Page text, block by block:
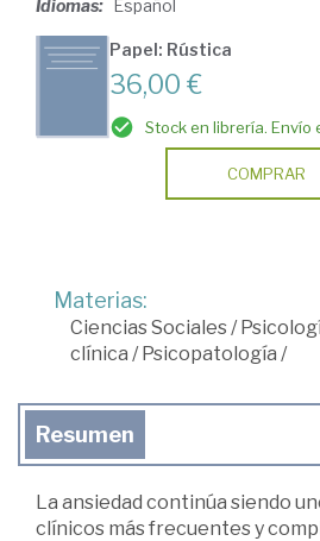
Idiomas: Español
Papel: Rústica
36,00 €
Stock en librería. Envío
COMPRAR
Materias:
Ciencias Sociales /
clínica /Psicopatología /
Resumen
La ansiedad continúa siendo
clínicos más frecuentes y